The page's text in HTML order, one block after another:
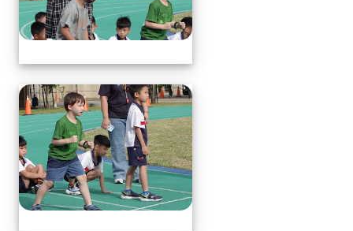
體育表演會(全員賽跑會前賽)